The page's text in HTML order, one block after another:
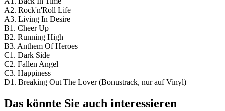
A2. Rock'n'Roll Life
A3. Living In Desire
B1. Cheer Up
B2. Running High
B3. Anthem Of Heroes
C1. Dark Side
C2. Fallen Angel
C3. Happiness
D1. Breaking Out The Lover (Bonustrack, nur auf Vinyl)
Das könnte Sie auch interessieren